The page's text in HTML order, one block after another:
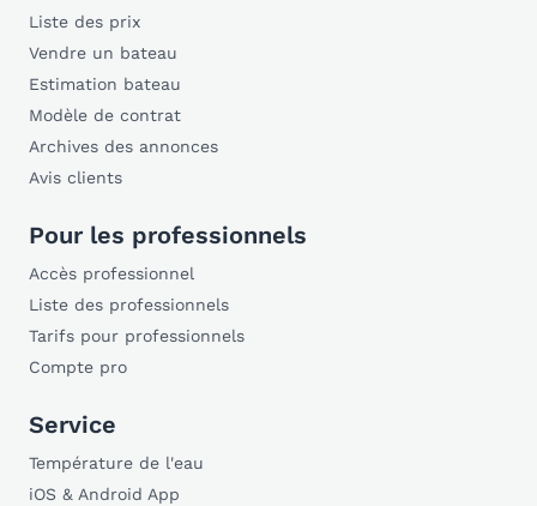
Liste des prix
Vendre un bateau
Estimation bateau
Modèle de contrat
Archives des annonces
Avis clients
Pour les professionnels
Accès professionnel
Liste des professionnels
Tarifs pour professionnels
Compte pro
Service
Température de l'eau
iOS & Android App